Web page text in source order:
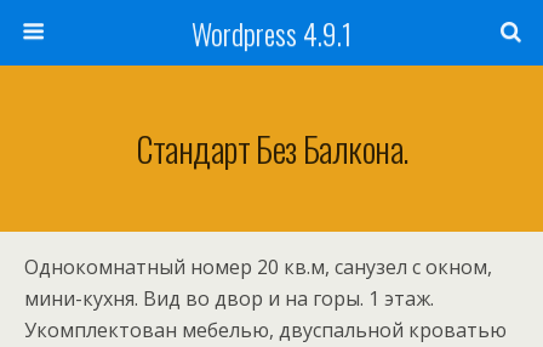
Wordpress 4.9.1
Стандарт Без Балкона.
Однокомнатный номер 20 кв.м, санузел с окном,
мини-кухня. Вид во двор и на горы. 1 этаж.
Укомплектован мебелью, двуспальной кроватью